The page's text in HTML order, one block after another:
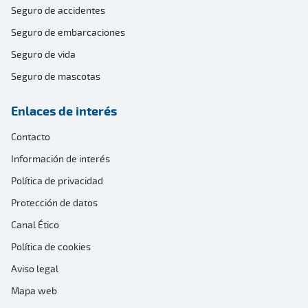
Seguro de accidentes
Seguro de embarcaciones
Seguro de vida
Seguro de mascotas
Enlaces de interés
Contacto
Información de interés
Política de privacidad
Protección de datos
Canal Ético
Política de cookies
Aviso legal
Mapa web